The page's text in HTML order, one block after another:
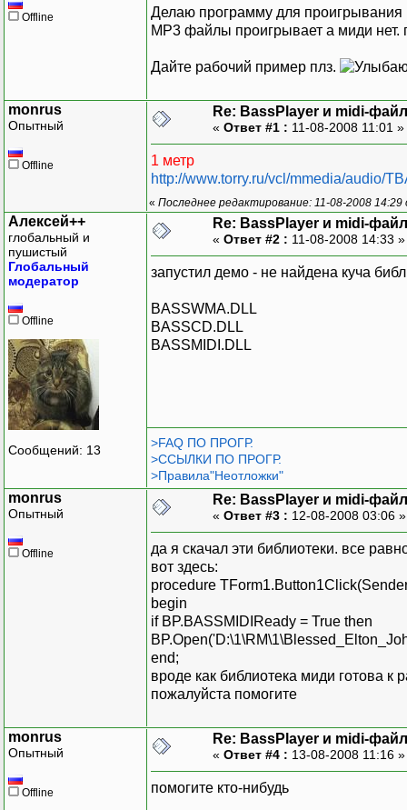
Offline
Делаю программу для проигрывания
MP3 файлы проигрывает а миди нет.
Дайте рабочий пример плз.
monrus
Опытный
Offline
Re: BassPlayer и midi-
« Ответ #1 : 11-08-2008 11:01 »
1 метр
http://www.torry.ru/vcl/mmedia/audio/
« Последнее редактирование: 11-08-2008 14:29
Алексей++
глобальный и
пушистый
Глобальный
модератор
Offline
Сообщений: 13
Re: BassPlayer и midi-
« Ответ #2 : 11-08-2008 14:33
запустил демо - не найдена куча
BASSWMA.DLL
BASSCD.DLL
BASSMIDI.DLL
>FAQ ПО ПРОГР.
>ССЫЛКИ ПО ПРОГР.
>Правила"Неотложки"
monrus
Опытный
Offline
Re: BassPlayer и midi-
« Ответ #3 : 12-08-2008 03:06
да я скачал эти библиотеки. все
вот здесь:
procedure
begin
if BP.BASSMIDIReady = True then
end;
вроде как библиотека миди готова к
пожалуйста помогите
monrus
Опытный
Offline
Re: BassPlayer и midi-
« Ответ #4 : 13-08-2008 11:16
помогите кто-нибудь